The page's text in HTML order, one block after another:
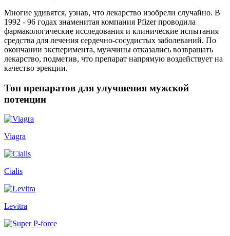
Многие удивятся, узнав, что лекарство изобрели случайно. В
1992 - 96 годах знаменитая компания Pfizer проводила
фармакологические исследования и клинические испытания
средства для лечения сердечно-сосудистых заболеваний. По
окончании эксперимента, мужчины отказались возвращать
лекарство, подметив, что препарат напрямую воздействует на
качество эрекции.
Топ препаратов для улучшения мужской
потенции
Viagra
Cialis
Levitra